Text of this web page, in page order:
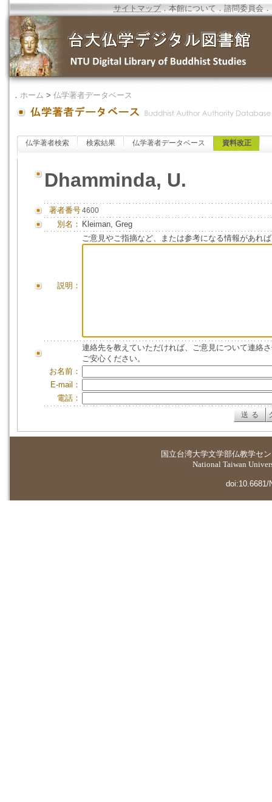
サイトマップ．本館について ．諮問委員会 ．
． ホーム > 仏学著者データベース
仏学著者検索 検索結果 仏学著者データベース 資料改正
Dhamminda, U.
著者番号4600
別名： Kleiman, Greg
説明：
ご意見やご指摘など、または参考になる情報があれ
連絡先を教えていただければ、ご意見について連絡
ご安心ください。
お名前：
E-mail：
電話：
国立台湾大学文学部仏教学セ
National Taiwan
doi:10.6681/